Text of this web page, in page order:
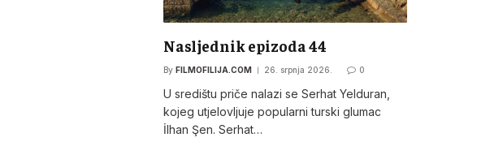
Nasljednik epizoda 44
By FILMOFILIJA.COM 26. srpnja 2026. 0
U središtu priče nalazi se Serhat Yelduran,
kojeg utjelovljuje popularni turski glumac
İlhan Şen. Serhat…